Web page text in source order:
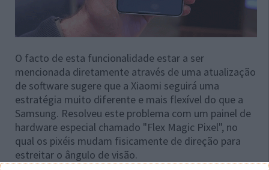
O facto de esta funcionalidade estar a ser
mencionada diretamente através de uma atualização
de software sugere que a Xiaomi seguirá uma
estratégia muito diferente e mais flexível do que a
Samsung. Resolveu este problema com um painel de
hardware especial chamado "Flex Magic Pixel", no
qual os pixéis mudam fisicamente de direção para
estreitar o ângulo de visão.